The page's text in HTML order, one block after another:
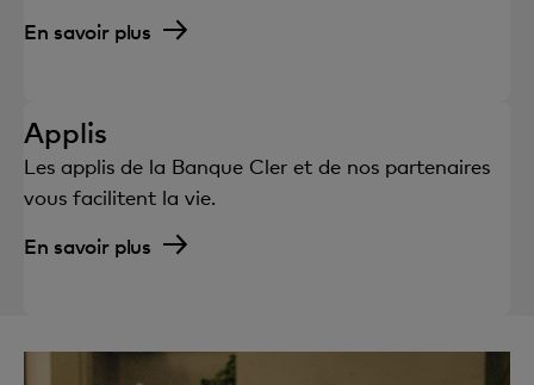
En savoir plus
Applis
Les applis de la Banque Cler et de nos partenaires
vous facilitent la vie.
En savoir plus